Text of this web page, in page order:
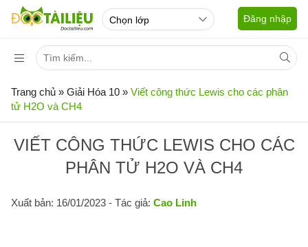
Đăng nhập
Trang chủ » Giải Hóa 10 » Viết công thức Lewis cho các phân
tử H2O và CH4
VIẾT CÔNG THỨC LEWIS CHO CÁC
PHÂN TỬ H2O VÀ CH4
Xuất bản: 16/01/2023 - Tác giả: Cao Linh